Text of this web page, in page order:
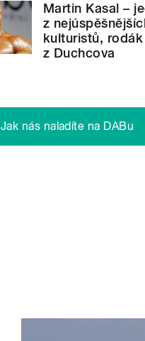
Martin Kasal –
z
kulturistů, rodák
z Duchcova
Jak nás naladíte na DABu